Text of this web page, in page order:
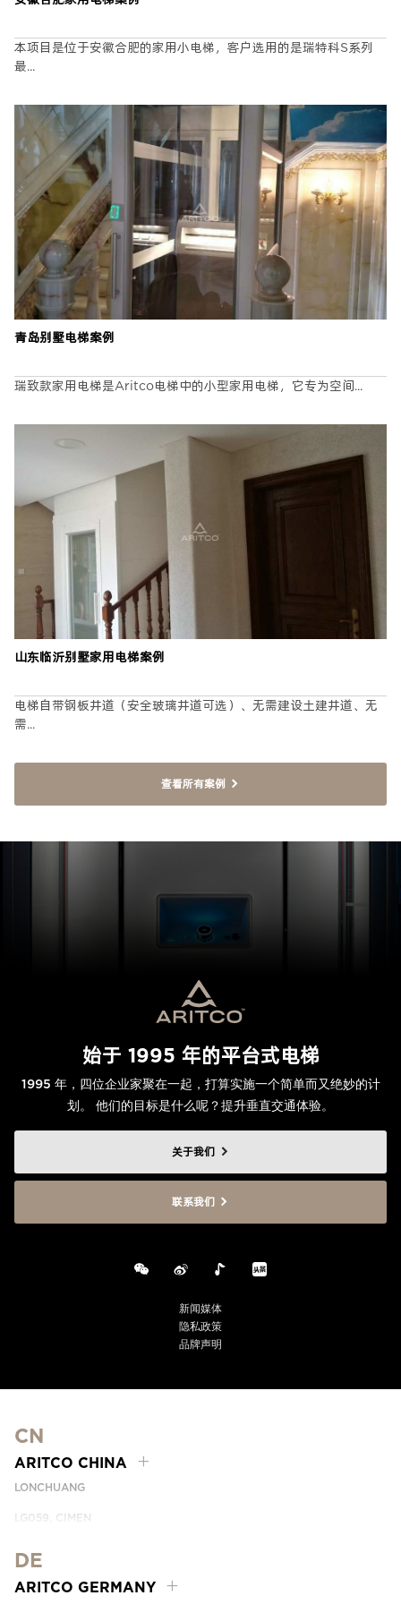
姓名 *
城市
楼层
我是* 业主 设计师 代理合作
留言*
本项目是位于安徽合肥的家用小电梯，客户选用的是瑞特科S系列
最...
青岛别墅电梯案例
瑞致款家用电梯是Aritco电梯中的小型家用电梯，它专为空间...
山东临沂别墅家用电梯案例
电梯自带钢板井道（安全玻璃井道可选）、无需建设土建井道、无
需...
查看所有案例
始于 1995 年的平台式电梯
1995 年，四位企业家聚在一起，打算实施一个简单而又绝妙的计
划。 他们的目标是什么呢？提升垂直交通体验。
关于我们
联系我们
新闻媒体
隐私政策
品牌声明
CN
ARITCO CHINA
LONCHUANG
LG059, CIMEN
SHANGHAI, CHINA
PHONE:+86 400 6233 121
EMAIL:INFO.CHINA@ARITCO.COM
DE
ARITCO GERMANY